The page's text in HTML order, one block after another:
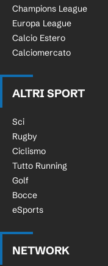
Champions League
Europa League
Calcio Estero
Calciomercato
ALTRI SPORT
Sci
Rugby
Ciclismo
Tutto Running
Golf
Bocce
eSports
NETWORK